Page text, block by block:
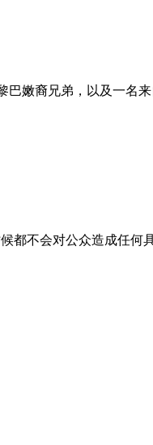
嫩裔兄弟，以及一名
都不会对公众造成任何